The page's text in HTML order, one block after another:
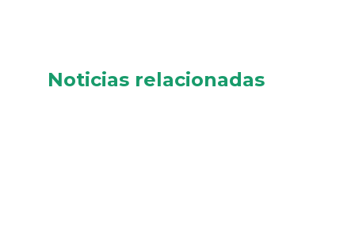
Noticias relacionadas